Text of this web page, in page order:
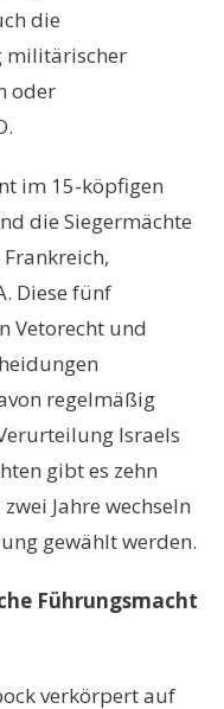
die
militärischer
oder
im 15-köpfigen
die Siegermächte
Diese fünf
Vetorecht und
regelmäßig
Israels
gibt es zehn
Jahre wechseln
gewählt werden.
Führungsmacht
verkörpert auf